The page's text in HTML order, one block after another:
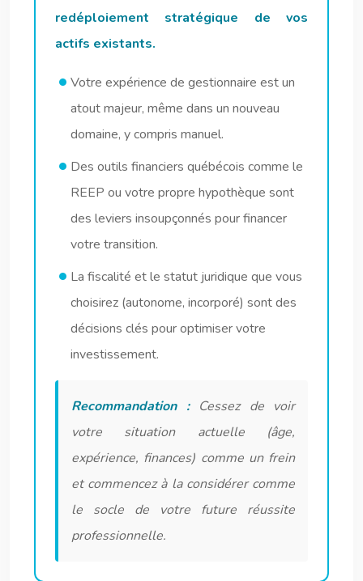
redéploiement stratégique de vos
actifs existants.
Votre expérience de gestionnaire est un
atout majeur, même dans un nouveau
domaine, y compris manuel.
Des outils financiers québécois comme le
REEP ou votre propre hypothèque sont
des leviers insoupçonnés pour financer
votre transition.
La fiscalité et le statut juridique que vous
choisirez (autonome, incorporé) sont des
décisions clés pour optimiser votre
investissement.
Recommandation :Cessez de voir
votre situation actuelle (âge,
expérience, finances) comme un frein
et commencez à la considérer comme
le socle de votre future réussite
professionnelle.